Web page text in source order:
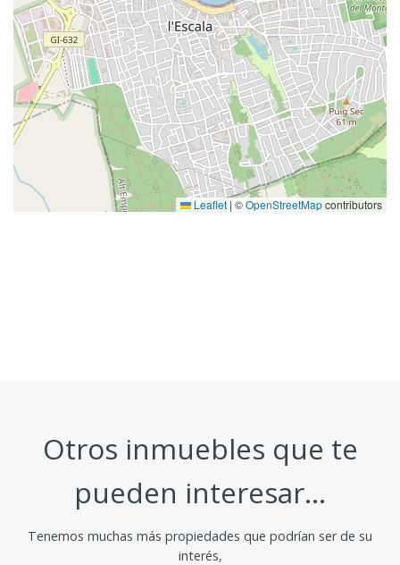
Leaflet | ©OpenStreetMapcontributors
Otros inmuebles que te
pueden interesar...
Tenemos muchas más propiedades que podrían ser de su
interés,